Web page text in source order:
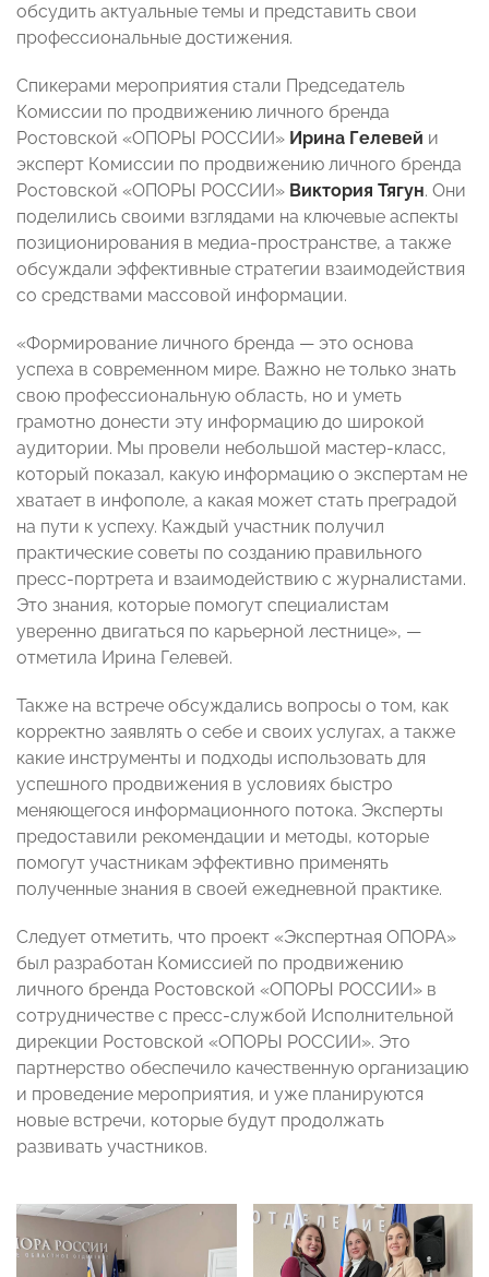
обсудить актуальные темы и представить свои
профессиональные достижения.
Спикерами мероприятия стали Председатель
Комиссии по продвижению личного бренда
Ростовской «ОПОРЫ РОССИИ» Ирина Гелевей и
эксперт Комиссии по продвижению личного бренда
Ростовской «ОПОРЫ РОССИИ» Виктория Тягун. Они
поделились своими взглядами на ключевые аспекты
позиционирования в медиа-пространстве, а также
обсуждали эффективные стратегии взаимодействия
со средствами массовой информации.
«Формирование личного бренда — это основа
успеха в современном мире. Важно не только знать
свою профессиональную область, но и уметь
грамотно донести эту информацию до широкой
аудитории. Мы провели небольшой мастер-класс,
который показал, какую информацию о экспертам не
хватает в инфополе, а какая может стать преградой
на пути к успеху. Каждый участник получил
практические советы по созданию правильного
пресс-портрета и взаимодействию с журналистами.
Это знания, которые помогут специалистам
уверенно двигаться по карьерной лестнице», —
отметила Ирина Гелевей.
Также на встрече обсуждались вопросы о том, как
корректно заявлять о себе и своих услугах, а также
какие инструменты и подходы использовать для
успешного продвижения в условиях быстро
меняющегося информационного потока. Эксперты
предоставили рекомендации и методы, которые
помогут участникам эффективно применять
полученные знания в своей ежедневной практике.
Следует отметить, что проект «Экспертная ОПОРА»
был разработан Комиссией по продвижению
личного бренда Ростовской «ОПОРЫ РОССИИ» в
сотрудничестве с пресс-службой Исполнительной
дирекции Ростовской «ОПОРЫ РОССИИ». Это
партнерство обеспечило качественную организацию
и проведение мероприятия, и уже планируются
новые встречи, которые будут продолжать
развивать участников.